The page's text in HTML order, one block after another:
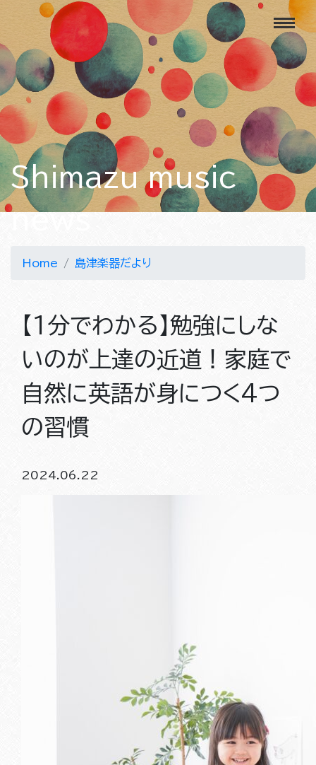
Shimazu music
news
Home 島津楽器だより
【1分でわかる】勉強にしな
いのが上達の近道！家庭で
自然に英語が身につく4つ
の習慣
2024.06.22